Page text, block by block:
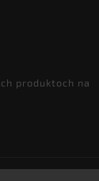
produktoch na